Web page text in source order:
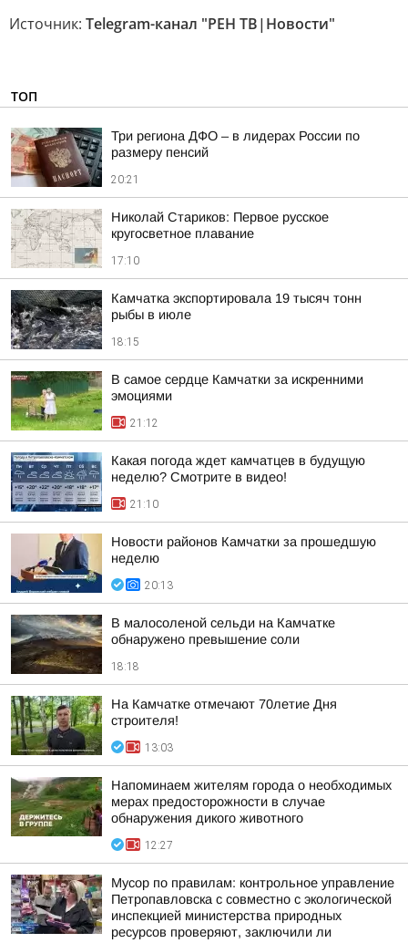
Источник: Telegram-канал "РЕН ТВ|Новости"
ТОП
Три региона ДФО – в лидерах России по
размеру пенсий
20:21
Николай Стариков: Первое русское
кругосветное плавание
17:10
Камчатка экспортировала 19 тысяч тонн
рыбы в июле
18:15
В самое сердце Камчатки за искренними
эмоциями
21:12
Какая погода ждет камчатцев в будущую
неделю? Cмотрите в видео!
21:10
Новости районов Камчатки за прошедшую
неделю
20:13
В малосоленой сельди на Камчатке
обнаружено превышение соли
18:18
На Камчатке отмечают 70летие Дня
строителя!
13:03
Напоминаем жителям города о необходимых
мерах предосторожности в случае
обнаружения дикого животного
12:27
Мусор по правилам: контрольное управление
Петропавловска с совместно с экологической
инспекцией министерства природных
ресурсов проверяют, заключили ли